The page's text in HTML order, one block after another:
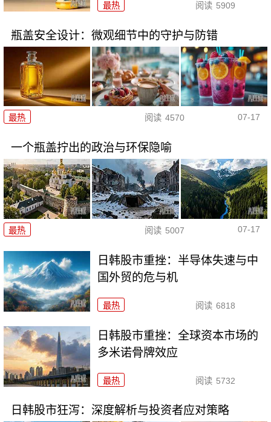
最热 阅读 5909
瓶盖安全设计：微观细节中的守护与防错
最热 阅读 4570 07-17
一个瓶盖拧出的政治与环保隐喻
最热 阅读 5007 07-17
日韩股市重挫：半导体失速与中
国外贸的危与机
最热 阅读 6818
日韩股市重挫：全球资本市场的
多米诺骨牌效应
最热 阅读 5732
日韩股市狂泻：深度解析与投资者应对策略